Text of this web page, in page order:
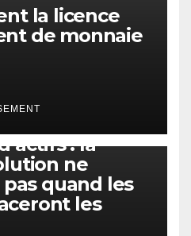
la licence
de monnaie
: la
ne
quand les
les